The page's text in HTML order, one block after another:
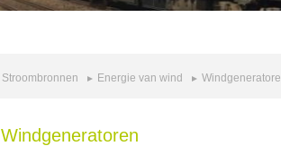
Stroombronnen Energie van wind
Windgeneratoren